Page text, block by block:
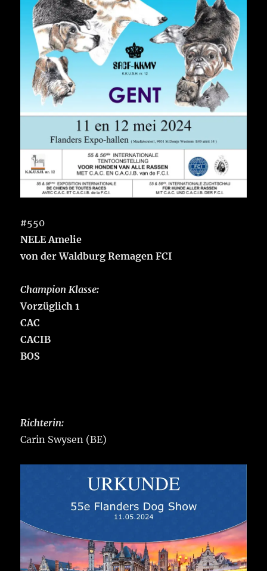
#550
NELE Amelie
von der Waldburg Remagen FCI
Champion Klasse:
Vorzüglich 1
CAC
CACIB
BOS
Richterin:
Carin Swysen (BE)